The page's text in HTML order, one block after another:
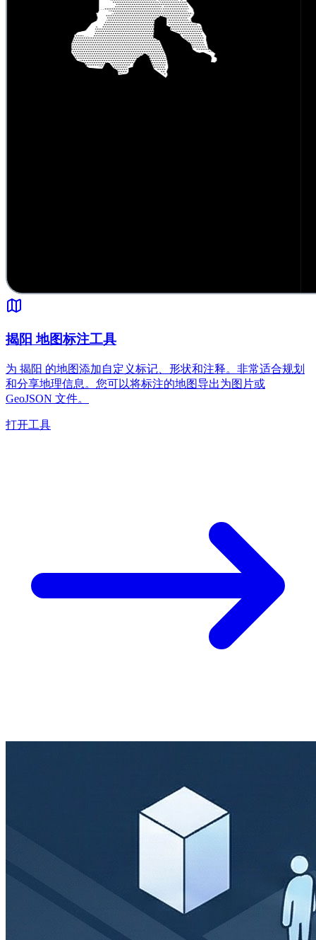
揭阳 地图标注工具
为 揭阳 的地图添加自定义标记、形状和注释。非常适合规划
和分享地理信息。您可以将标注的地图导出为图片或
GeoJSON 文件。
打开工具